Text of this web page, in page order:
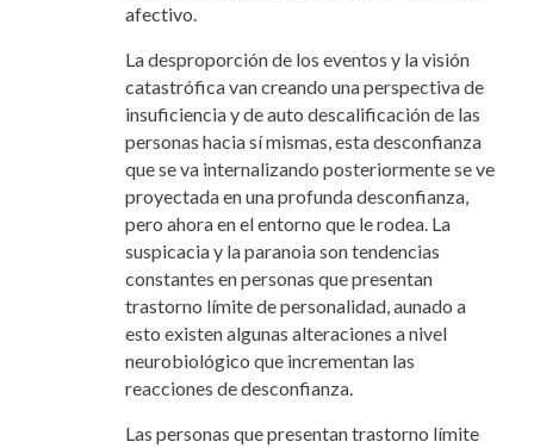
afectivo.
La desproporción de los eventos y la visión
catastrófica van creando una perspectiva de
insuficiencia y de auto descalificación de las
personas hacia sí mismas, esta desconfianza
que se va internalizando posteriormente se ve
proyectada en una profunda desconfianza,
pero ahora en el entorno que le rodea. La
suspicacia y la paranoia son tendencias
constantes en personas que presentan
trastorno límite de personalidad, aunado a
esto existen algunas alteraciones a nivel
neurobiológico que incrementan las
reacciones de desconfianza.
Las personas que presentan trastorno límite